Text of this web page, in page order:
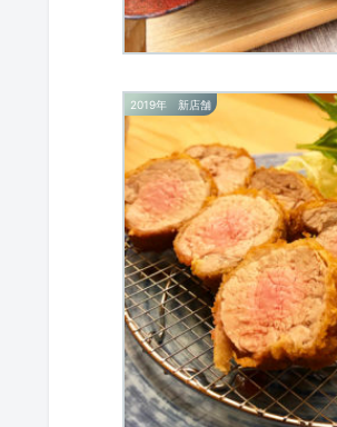
2019年 新店舗